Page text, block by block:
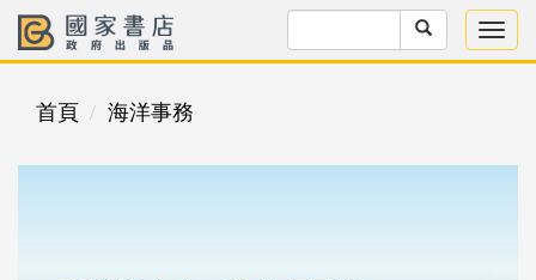
首頁 海洋事務